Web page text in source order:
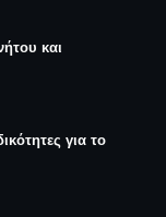
και
για το